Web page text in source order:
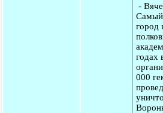
-
Самый
город
годах
000